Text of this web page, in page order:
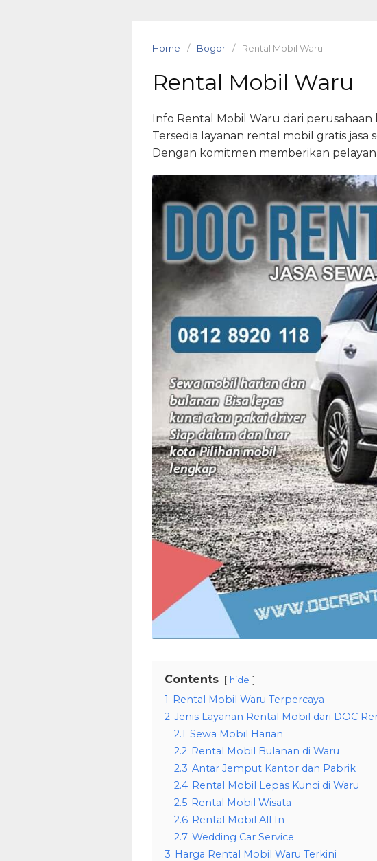
Home Bogor Rental Mobil Waru
Rental Mobil Waru
Info Rental Mobil Waru dari
Tersedia layanan rental mobil gratis jasa
Dengan komitmen memberikan
Contents hide
1 Rental Mobil Waru Terpercaya
2 Jenis Layanan Rental Mobil dari DOC
2.1 Sewa Mobil Harian
2.2 Rental Mobil Bulanan di Waru
2.3 Antar Jemput Kantor dan Pabrik
2.4 Rental Mobil Lepas Kunci di Waru
2.5 Rental Mobil Wisata
2.6 Rental Mobil All In
2.7 Wedding Car Service
3 Harga Rental Mobil Waru Terkini